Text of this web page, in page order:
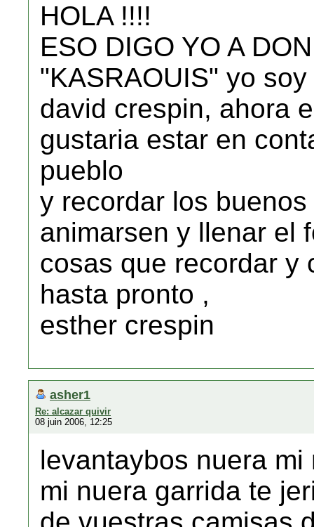
HOLA !!!!
ESO DIGO YO A
"KASRAOUIS" yo
david crespin, ahora
gustaria estar en
pueblo
y recordar los
animarsen y llenar el
cosas que recordar y
hasta pronto ,
esther crespin
asher1
Re: alcazar quivir
08 juin 2006, 12:25
levantaybos nuera mi
mi nuera garrida te